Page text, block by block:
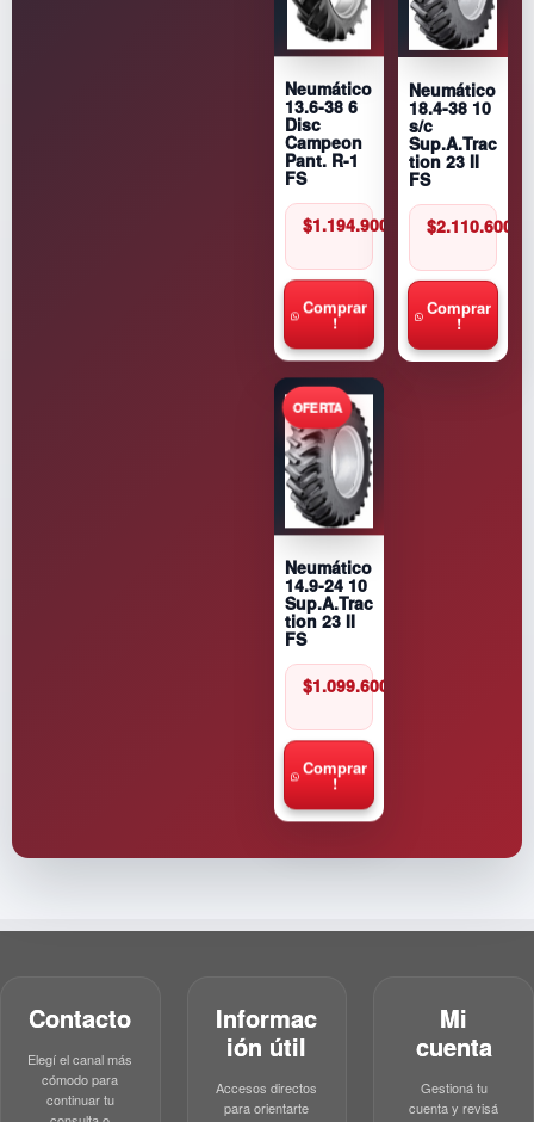
Neumático
13.6-38 6
Disc
Campeon
Pant. R-1
FS
$1.194.900
Comprar
!
Neumático
18.4-38 10
s/c
Sup.A.Trac
tion 23 II
FS
$2.110.600
Comprar
!
Neumático
14.9-24 10
Sup.A.Trac
tion 23 II
FS
$1.099.600
Comprar
!
Contacto
Elegí el canal más
cómodo para
continuar tu
Informac
ión útil
Accesos directos
para orientarte
Mi
cuenta
Gestioná tu
cuenta y revisá